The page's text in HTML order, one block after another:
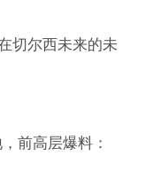
切尔西未来的未
前高层爆料：